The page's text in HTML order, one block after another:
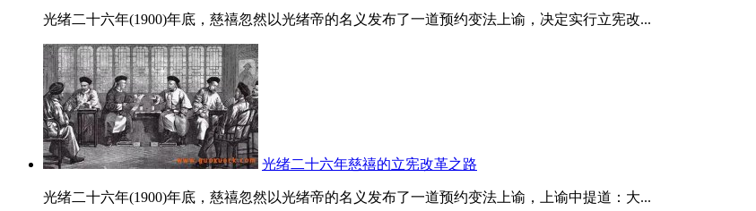
光绪二十六年(1900)年底，慈禧忽然以光绪帝的名义发布了一道预约变法上谕，决定实行立宪改...
光绪二十六年慈禧的立宪改革之路
光绪二十六年(1900)年底，慈禧忽然以光绪帝的名义发布了一道预约变法上谕，上谕中提道：大...